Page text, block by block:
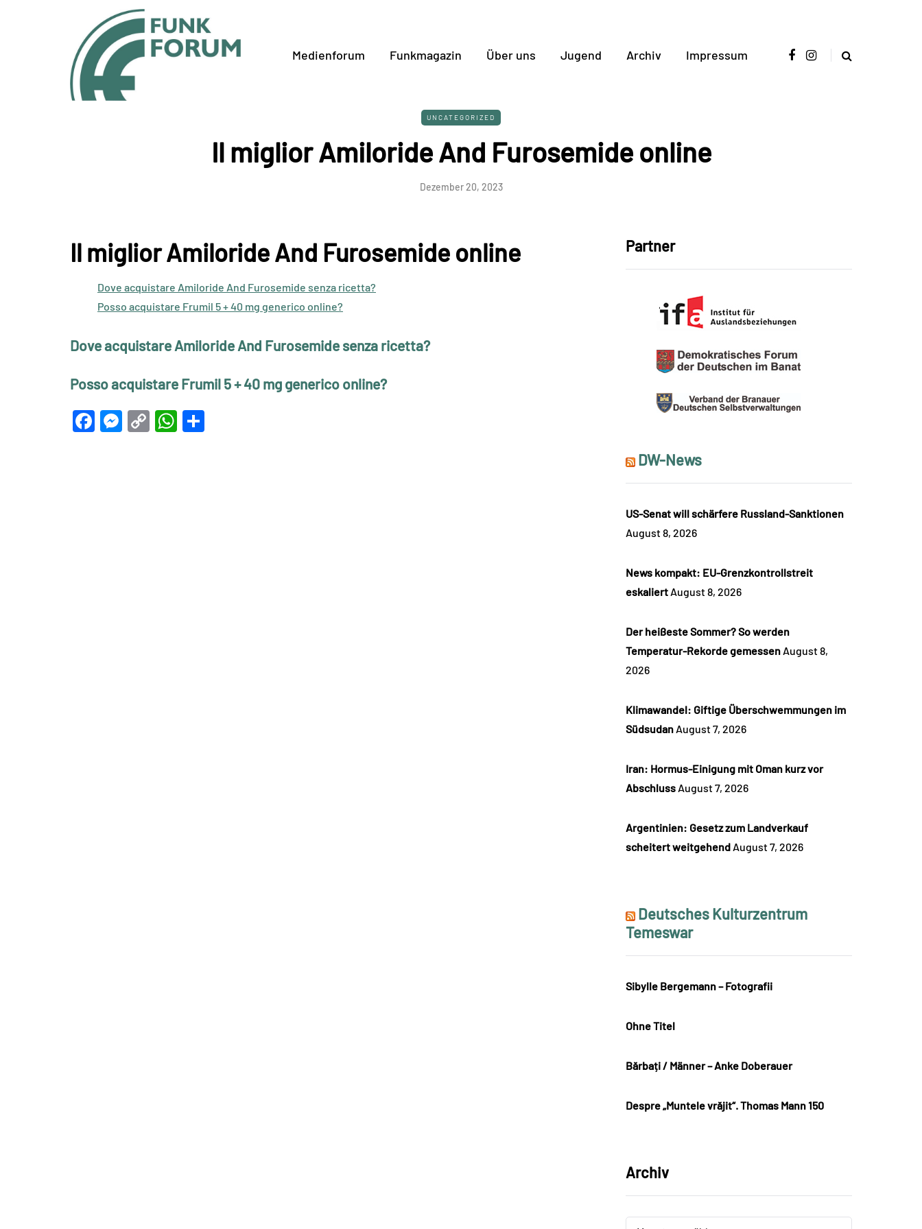
Medienforum Funkmagazin Über uns Jugend Archiv Impressum
UNCATEGORIZED
Il miglior Amiloride And Furosemide online
Dezember 20, 2023
Il miglior Amiloride And Furosemide online
Dove acquistare Amiloride And Furosemide senza ricetta?
Posso acquistare Frumil 5 + 40 mg generico online?
Dove acquistare Amiloride And Furosemide senza ricetta?
Posso acquistare Frumil 5 + 40 mg generico online?
Facebook
Messenger
CopyWhatsApp
Partner
DW-News
US-Senat will schärfere Russland-Sanktionen
August 8, 2026
News kompakt: EU-Grenzkontrollstreit
eskaliert August 8, 2026
Der heißeste Sommer? So werden
Temperatur-Rekorde gemessen August 8,
2026
Klimawandel: Giftige Überschwemmungen im
Südsudan August 7, 2026
Iran: Hormus-Einigung mit Oman kurz vor
Abschluss August 7, 2026
Argentinien: Gesetz zum Landverkauf
scheitert weitgehend August 7, 2026
Deutsches Kulturzentrum
Temeswar
Sibylle Bergemann – Fotografii
Ohne Titel
Bărbați / Männer – Anke Doberauer
Despre „Muntele vrăjit“. Thomas Mann 150
Archiv
Archiv
Archiv